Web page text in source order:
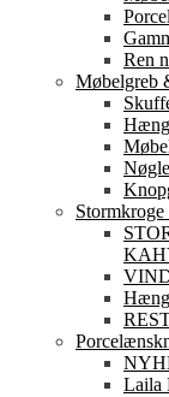
Ren
Møbelgreb
Laila